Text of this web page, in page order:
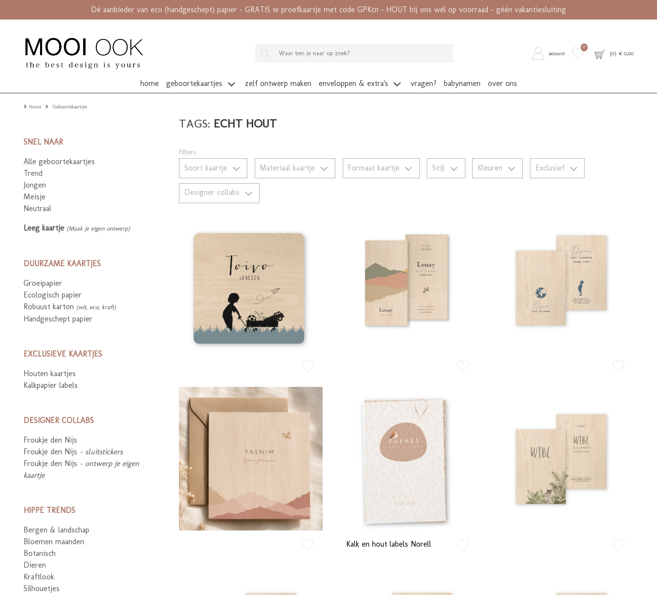
Dé aanbieder van eco (handgeschept) papier - GRATIS 1e proefkaartje met code GPK01 - HOUT bij ons wél op voorraad - géén vakantiesluiting
account
0
(0) € 0,00
home geboortekaartjes zelf ontwerp maken enveloppen & extra's vragen? babynamen over ons
Home Geboortekaartjes
SNEL NAAR
Alle geboortekaartjes
Trend
Jongen
Meisje
Neutraal
Leeg kaartje (Maak je eigen ontwerp)
DUURZAME KAARTJES
Groeipapier
Ecologisch papier
Robuust karton (wit, eco, kraft)
Handgeschept papier
EXCLUSIEVE KAARTJES
Houten kaartjes
Kalkpapier labels
DESIGNER COLLABS
Froukje den Nijs
Froukje den Nijs - sluitstickers
Froukje den Nijs - ontwerp je eigen
kaartje
HIPPE TRENDS
Bergen & landschap
Bloemen maanden
Botanisch
Dieren
Kraftlook
Silhouetjes
TAGS: ECHT HOUT
Filters
Soort kaartje Materiaal kaartje Formaat kaartje Stijl Kleuren Exclusief
Designer collabs
zet op verlanglijstjeKalk en hout labels Norell